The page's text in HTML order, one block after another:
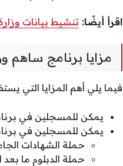
اقرأ أيضًا: تنشيط بيانات
مزايا برنامج ساهم
فيما يلي أهم المزايا التي
يمكن للمسجلين في
يمكن للمسجلين في
حملة الشهادات الجامعية 500
حملة الدبلوم ما بعد الثانوي 450